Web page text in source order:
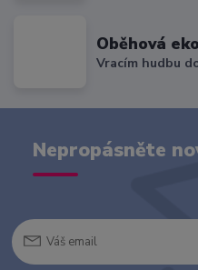
Oběhová
Vracím hudbu
Nepropásněte